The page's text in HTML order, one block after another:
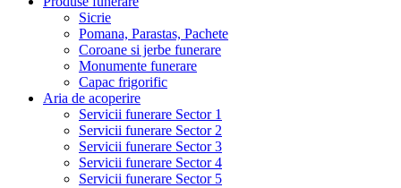
Sicrie
Pomana, Parastas, Pachete
Coroane si jerbe funerare
Monumente funerare
Capac frigorific
Aria de acoperire
Servicii funerare Sector 1
Servicii funerare Sector 2
Servicii funerare Sector 3
Servicii funerare Sector 4
Servicii funerare Sector 5